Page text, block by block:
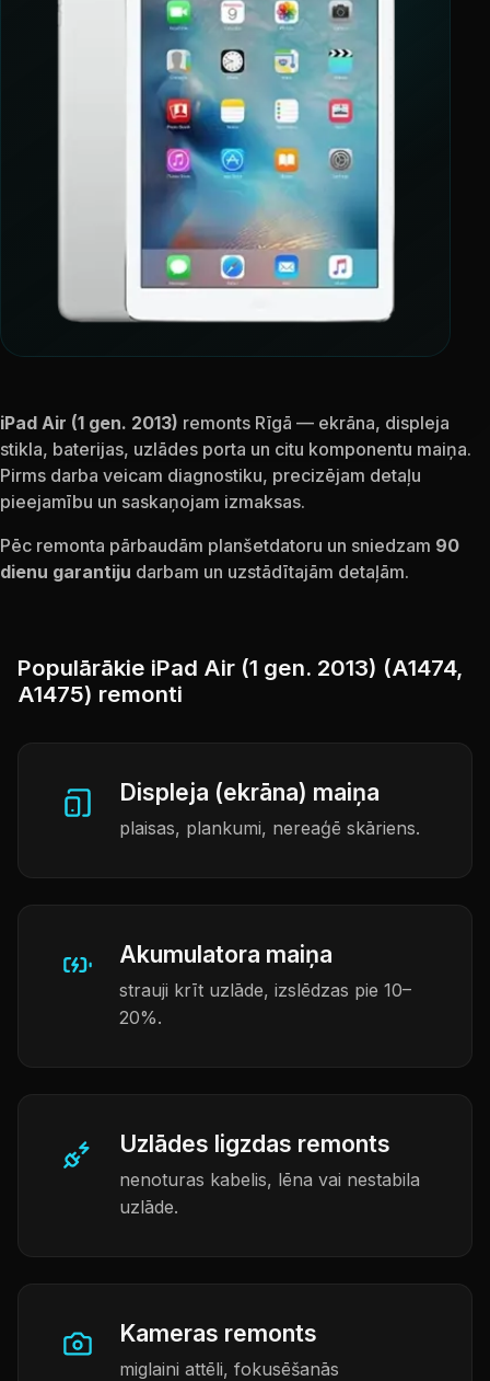
iPad Air (1 gen. 2013) remonts Rīgā — ekrāna, displeja
stikla, baterijas, uzlādes porta un citu komponentu maiņa.
Pirms darba veicam diagnostiku, precizējam detaļu
pieejamību un saskaņojam izmaksas.
Pēc remonta pārbaudām planšetdatoru un sniedzam 90
dienu garantiju darbam un uzstādītajām detaļām.
Populārākie iPad Air (1 gen. 2013) (A1474,
A1475) remonti
Displeja (ekrāna) maiņa
plaisas, plankumi, nereaģē skāriens.
Akumulatora maiņa
strauji krīt uzlāde, izslēdzas pie 10–
20%.
Uzlādes ligzdas remonts
nenoturas kabelis, lēna vai nestabila
uzlāde.
Kameras remonts
miglaini attēli, fokusēšanās